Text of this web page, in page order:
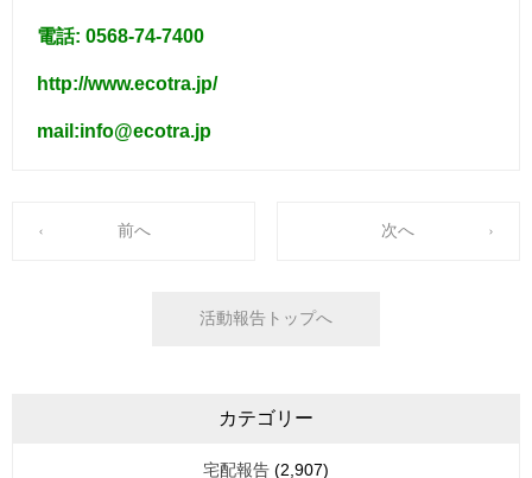
電話: 0568-74-7400
http://www.ecotra.jp/
mail:info@ecotra.jp
前へ 次へ
活動報告トップへ
カテゴリー
宅配報告 (2,907)